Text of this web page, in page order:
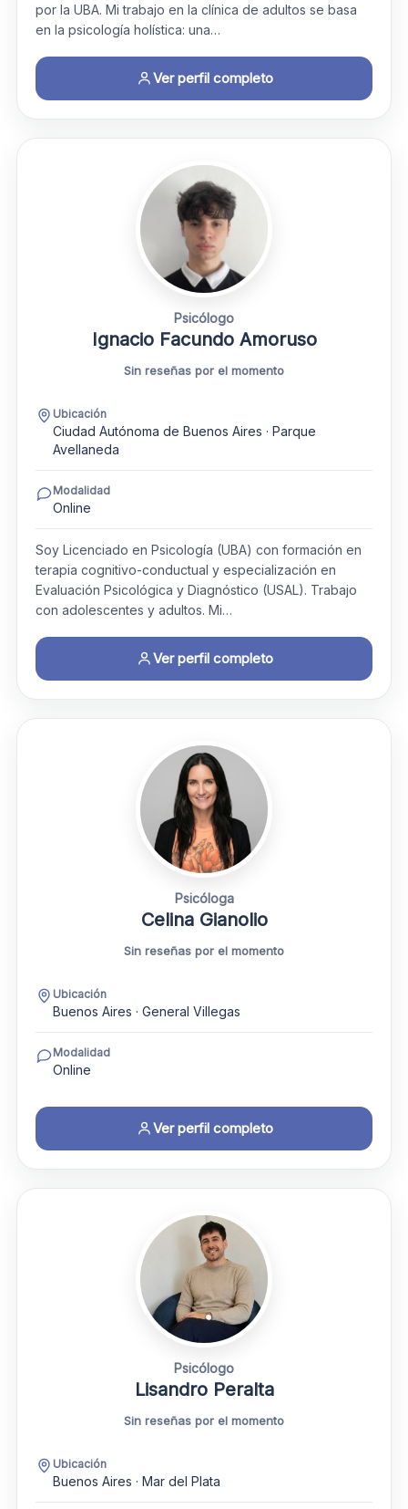
por la UBA. ​Mi trabajo en la clínica de adultos se basa
en la psicología holística: una…
Ver perfil completo
Psicólogo
Ignacio Facundo Amoruso
Sin reseñas por el momento
Ubicación
Ciudad Autónoma de Buenos Aires · Parque
Avellaneda
Modalidad
Online
Soy Licenciado en Psicología (UBA) con formación en
terapia cognitivo-conductual y especialización en
Evaluación Psicológica y Diagnóstico (USAL). Trabajo
con adolescentes y adultos. Mi…
Ver perfil completo
Psicóloga
Celina Gianolio
Sin reseñas por el momento
Ubicación
Buenos Aires · General Villegas
Modalidad
Online
Ver perfil completo
Psicólogo
Lisandro Peralta
Sin reseñas por el momento
Ubicación
Buenos Aires · Mar del Plata